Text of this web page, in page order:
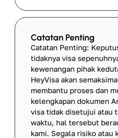
Catatan Penting
Catatan Penting:
tidaknya visa
kewenangan pihak
HeyVisa akan
membantu proses dan
kelengkapan dokumen
visa tidak disetujui atau
waktu, hal tersebut
kami. Segala risiko atau